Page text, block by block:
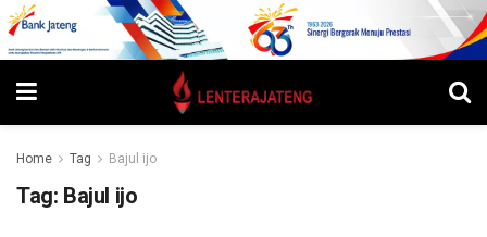
Home Tag Bajul ijo
Tag: Bajul ijo